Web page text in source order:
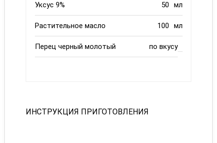
Уксус 9% 50 мл
Растительное масло 100 мл
Перец черный молотый по вкусу
ИНСТРУКЦИЯ ПРИГОТОВЛЕНИЯ